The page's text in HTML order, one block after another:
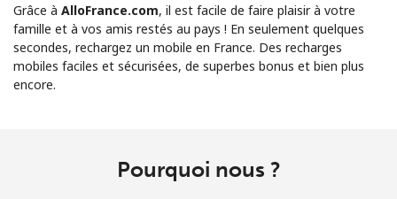
Aucun mot de passe créé
Grâce à AlloFrance.com, il est facile de faire plaisir à votre
famille et à vos amis restés au pays ! En seulement quelques
secondes, rechargez un mobile en France. Des recharges
mobiles faciles et sécurisées, de superbes bonus et bien plus
encore.
Pourquoi nous ?